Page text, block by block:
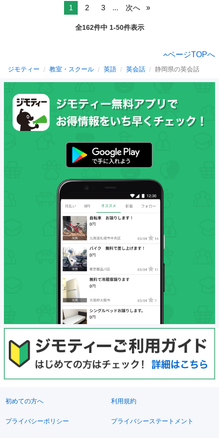
1 2 3 ... 次へ
全162件中 1-50件表示
ページTOPへ
ジモティー 教室・スクール 英語 英会話 静岡県の英会話
初めての方へ 利用規約
プライバシーポリシー プライバシーステートメント